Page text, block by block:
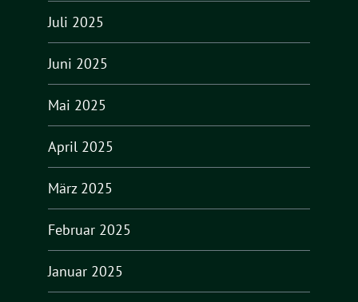
Juli 2025
Juni 2025
Mai 2025
April 2025
März 2025
Februar 2025
Januar 2025